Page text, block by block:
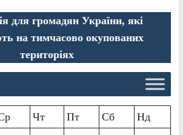
для громадян України, які
на тимчасово окупованих
територіях
Чт Пт Сб
Нд